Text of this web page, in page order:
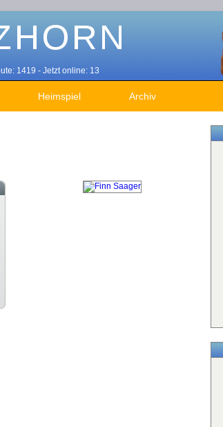
1419 - Jetzt online: 13
Heimspiel Archiv